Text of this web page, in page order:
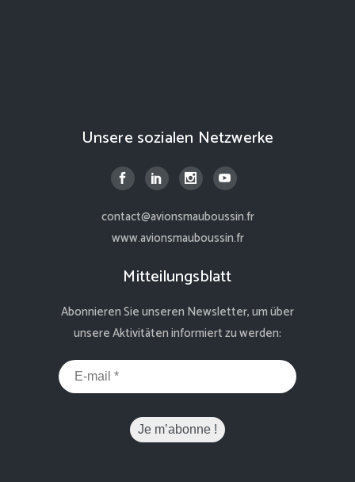
Unsere sozialen Netzwerke
contact@avionsmauboussin.fr
www.avionsmauboussin.fr
Mitteilungsblatt
Abonnieren Sie unseren Newsletter, um über
unsere Aktivitäten informiert zu werden: